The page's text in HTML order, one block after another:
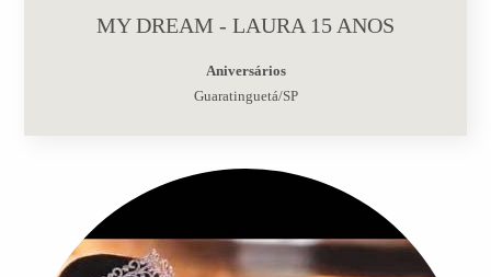
MY DREAM - LAURA 15 ANOS
Aniversários
Guaratinguetá/SP